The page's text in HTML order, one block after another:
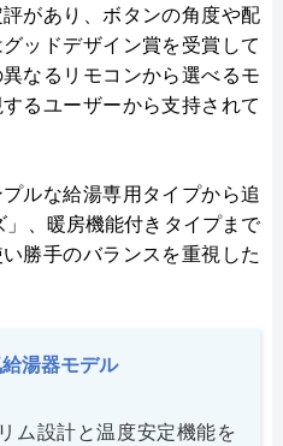
があり、ボタンの角度や配
ッドデザイン賞を受賞して
なるリモコンから選べるモ
るユーザーから支持されて
ルな給湯専用タイプから追
、暖房機能付きタイプまで
勝手のバランスを重視した
湯器モデル
ム設計と温度安定機能を